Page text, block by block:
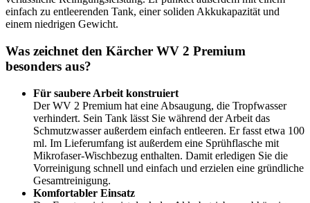
einfach zu entleerenden Tank, einer soliden Akkukapazität und
einem niedrigen Gewicht.
Was zeichnet den Kärcher WV 2 Premium
besonders aus?
Für saubere Arbeit konstruiert
Der WV 2 Premium hat eine Absaugung, die Tropfwasser
verhindert. Sein Tank lässt Sie während der Arbeit das
Schmutzwasser außerdem einfach entleeren. Er fasst etwa 100
ml. Im Lieferumfang ist außerdem eine Sprühflasche mit
Mikrofaser-Wischbezug enthalten. Damit erledigen Sie die
Vorreinigung schnell und einfach und erzielen eine gründliche
Gesamtreinigung.
Komfortabler Einsatz